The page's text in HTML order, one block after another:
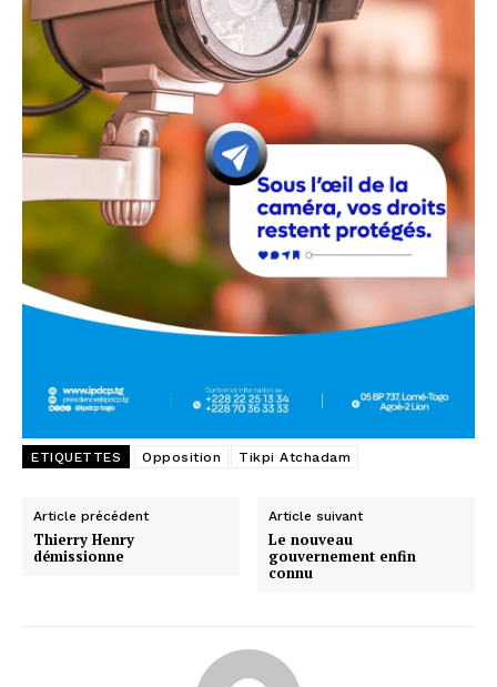
ETIQUETTES Opposition Tikpi Atchadam
Article précédent
Thierry Henry
démissionne
Article suivant
Le nouveau
gouvernement enfin
connu